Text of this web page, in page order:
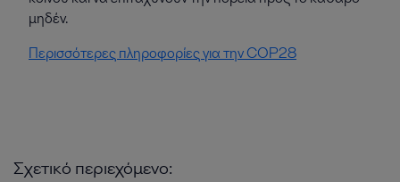
μηδέν.
Περισσότερες πληροφορίες για την COP28
Σχετικό περιεχόμενο: